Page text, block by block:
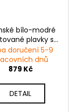
bílo-modré
plavky s
pasem
doručení 5-9
dnů
879 Kč
DETAIL